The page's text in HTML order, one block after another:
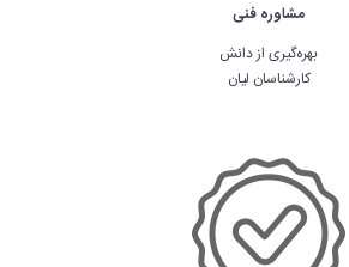
مشاوره فنی
بهره‌گیری از دانش
کارشناسان لیان